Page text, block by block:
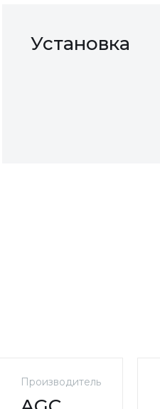
Установка
Производитель